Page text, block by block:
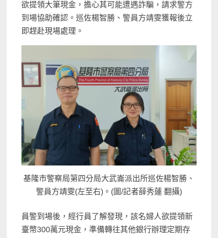
欲提領大筆現金，擔心其可能遭遇詐騙，請求警方
到場協助確認。巡佐楊智勝、警員方靖雯獲報後立
即趕赴現場處理。
基隆市警察局第四分局大武崙派出所巡佐楊智勝、
警員方靖雯(左至右)。(圖/記者薛秀蓮 翻攝)
員警到場後，經行員了解發現，該名婦人欲提領新
臺幣300萬元現金，準備轉往其他銀行辦理定期存